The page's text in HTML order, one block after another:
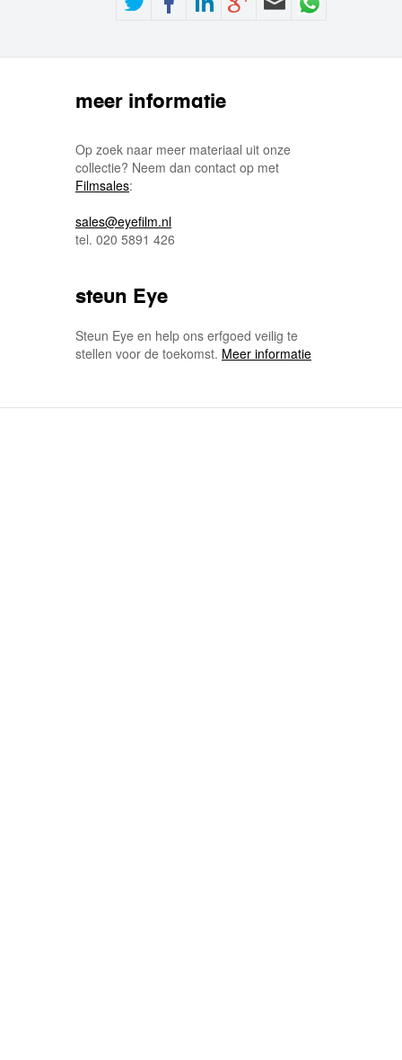
meer informatie
Op zoek naar meer materiaal uit onze
collectie? Neem dan contact op met
Filmsales:
sales@eyefilm.nl
tel. 020 5891 426
steun Eye
Steun Eye en help ons erfgoed veilig te
stellen voor de toekomst. Meer informatie